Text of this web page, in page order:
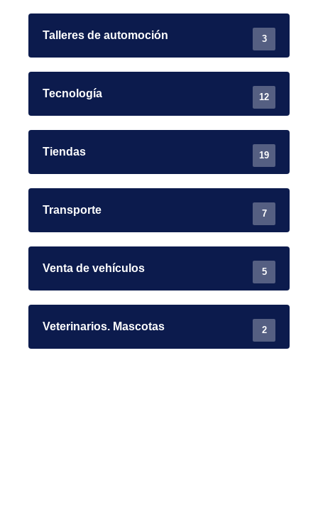
Talleres de automoción 3
Tecnología 12
Tiendas 19
Transporte 7
Venta de vehículos 5
Veterinarios. Mascotas 2